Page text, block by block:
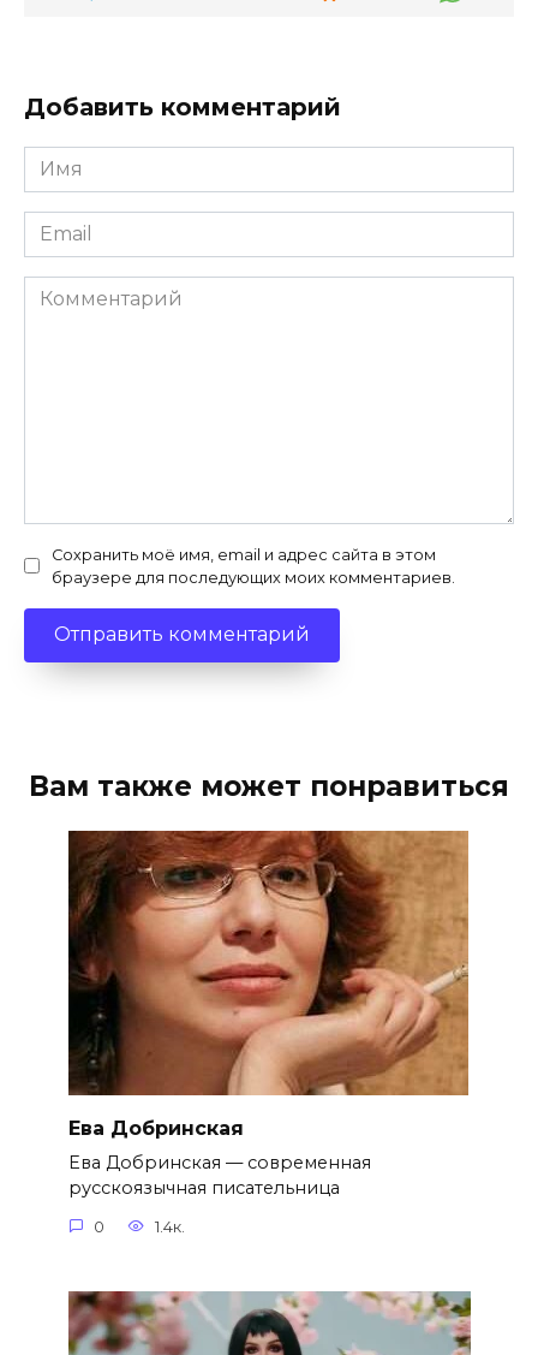
Добавить комментарий
Имя
*
Email
*
Комментарий
Сохранить моё имя, email и адрес сайта в этом
браузере для последующих моих комментариев.
Вам также может понравиться
Ева Добринская
Ева Добринская — современная
русскоязычная писательница
0 1.4к.